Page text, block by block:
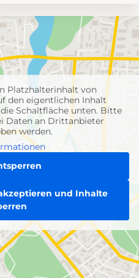
Platzhalterinhalt von
den eigentlichen Inhalt
Schaltfläche unten. Bitte
Daten an Drittanbieter
werden.
und Inhalte